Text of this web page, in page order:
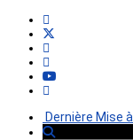
Dernière Mise